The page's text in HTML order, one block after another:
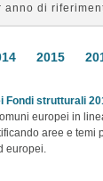
di
2015
Fondi strutturali
europei in
aree e temi
europei.